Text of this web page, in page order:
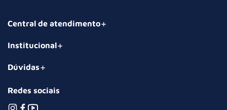
Central de atendimento
Institucional
Dúvidas
Redes sociais